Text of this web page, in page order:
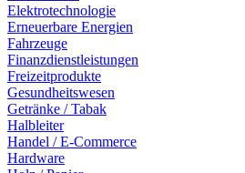
Elektrotechnologie
Erneuerbare Energien
Fahrzeuge
Finanzdienstleistungen
Freizeitprodukte
Gesundheitswesen
Getränke / Tabak
Halbleiter
Handel / E-Commerce
Hardware